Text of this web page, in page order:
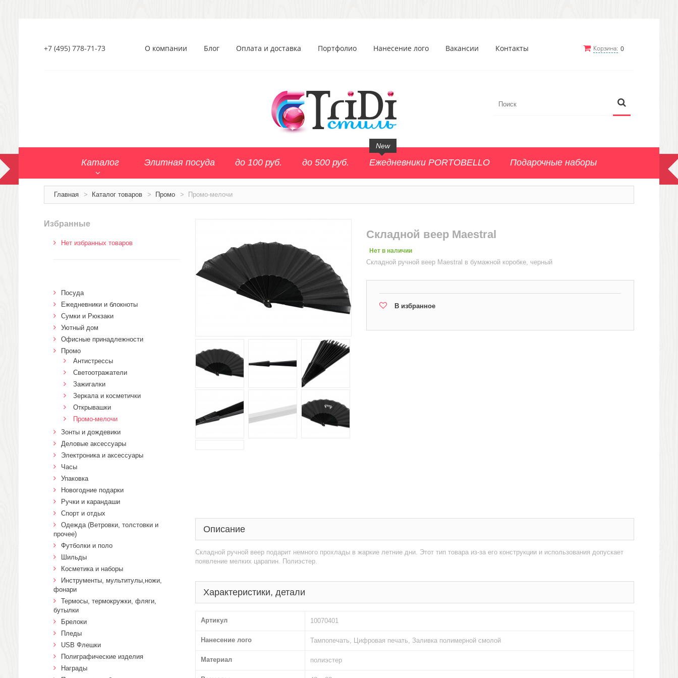
Корзина: 0
+7 (495) 778-71-73 О компании Блог Оплата и доставка Портфолио Нанесение лого Вакансии Контакты
Каталог Элитная посуда до 100 руб. до 500 руб. Ежедневники PORTOBELLO
New
Подарочные наборы
Главная > Каталог товаров > Промо > Промо-мелочи
Складной веер Maestral
Нет в наличии
Складной ручной веер Maestral в бумажной коробке, черный
В избранное
Описание
Складной ручной веер подарит немного прохлады в жаркие летние дни. Этот тип товара из-за его конструкции и использования допускает
появление мелких царапин. Полиэстер.
Характеристики, детали
Артикул 10070401
Нанесение лого Тампопечать, Цифровая печать, Заливка полимерной смолой
Материал полиэстер
Избранные
Нет избранных товаров
Посуда
Ежедневники и блокноты
Сумки и Рюкзаки
Уютный дом
Офисные принадлежности
Промо
Антистрессы
Светоотражатели
Зажигалки
Зеркала и косметички
Открывашки
Промо-мелочи
Зонты и дождевики
Деловые аксессуары
Электроника и аксессуары
Часы
Упаковка
Новогодние подарки
Ручки и карандаши
Спорт и отдых
Одежда (Ветровки, толстовки и
прочее)
Футболки и поло
Шильды
Косметика и наборы
Инструменты, мультитулы,ножи,
фонари
Термосы, термокружки, фляги,
бутылки
Брелоки
Пледы
USB Флешки
Полиграфические изделия
Награды